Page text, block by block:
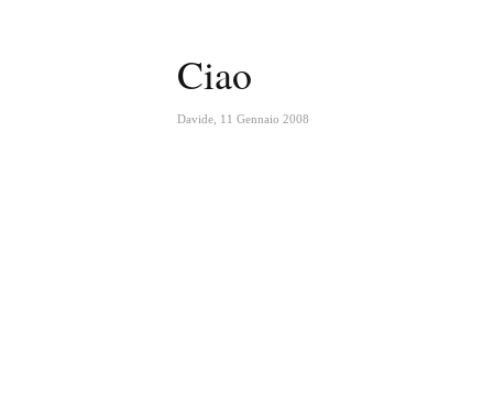
Ciao
Davide 11 Gennaio 2008